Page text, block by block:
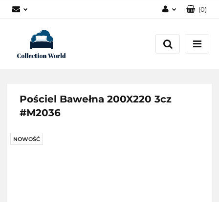
Zarejestruj się
(0)
Pościel Bawełna 200X220 3cz
#M2036
NOWOŚĆ